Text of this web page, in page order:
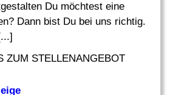
Du möchtest eine
Dann bist Du bei uns richtig.
ZUM STELLENANGEBOT